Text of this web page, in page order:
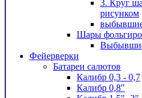
3. Круг
рисунком
Шары
Фейерверки
Батареи салютов
Калибр 0,3 - 0,7
Калибр 0,8"